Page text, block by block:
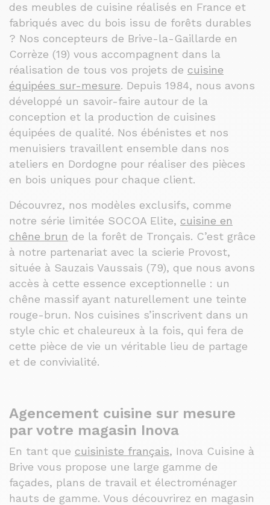
des meubles de cuisine réalisés en France et
fabriqués avec du bois issu de forêts durables
? Nos concepteurs de Brive-la-Gaillarde en
Corrèze (19) vous accompagnent dans la
réalisation de tous vos projets de cuisine
équipées sur-mesure. Depuis 1984, nous avons
développé un savoir-faire autour de la
conception et la production de cuisines
équipées de qualité. Nos ébénistes et nos
menuisiers travaillent ensemble dans nos
ateliers en Dordogne pour réaliser des pièces
en bois uniques pour chaque client.
Découvrez, nos modèles exclusifs, comme
notre série limitée SOCOA Elite, cuisine en
chêne brun de la forêt de Tronçais. C’est grâce
à notre partenariat avec la scierie Provost,
située à Sauzais Vaussais (79), que nous avons
accès à cette essence exceptionnelle : un
chêne massif ayant naturellement une teinte
rouge-brun. Nos cuisines s’inscrivent dans un
style chic et chaleureux à la fois, qui fera de
cette pièce de vie un véritable lieu de partage
et de convivialité.
Agencement cuisine sur mesure
par votre magasin Inova
En tant que cuisiniste français, Inova Cuisine à
Brive vous propose une large gamme de
façades, plans de travail et électroménager
hauts de gamme. Vous découvrirez en magasin